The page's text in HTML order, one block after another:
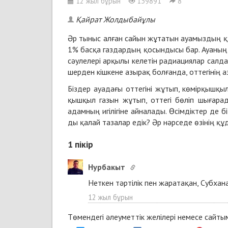
Қайрат Жолдыбайұлы
Әр ты­ныс ал­ған сай­ын жұ­та­тын ауа­мыз­дың
1% бас­қа газ­дар­дың қо­сын­ды­сы бар. Ауа­ның
сәуле­ле­рі ар­қы­лы ке­ле­тін ра­ди­ация­лар
шер­ден кіш­ке­не азы­рақ бол­ған­да,
Біз­дер ауада­ғы от­те­гі­ні жұ­тып,
қыш­қыл га­зын жұ­тып, от­те­гі бө­ліп
адам­ның игі­лі­гі­не ай­на­ла­ды. Өсім­дік­тер
ды қа­лай та­за­лар едік? Әр нәр­се­де өзі­нің
1 пікір
Нурбакыт
Неткен тәртілік пен жаратақан,
12 жыл бұрын
Төмендегі әлеуметтік желілері немесе